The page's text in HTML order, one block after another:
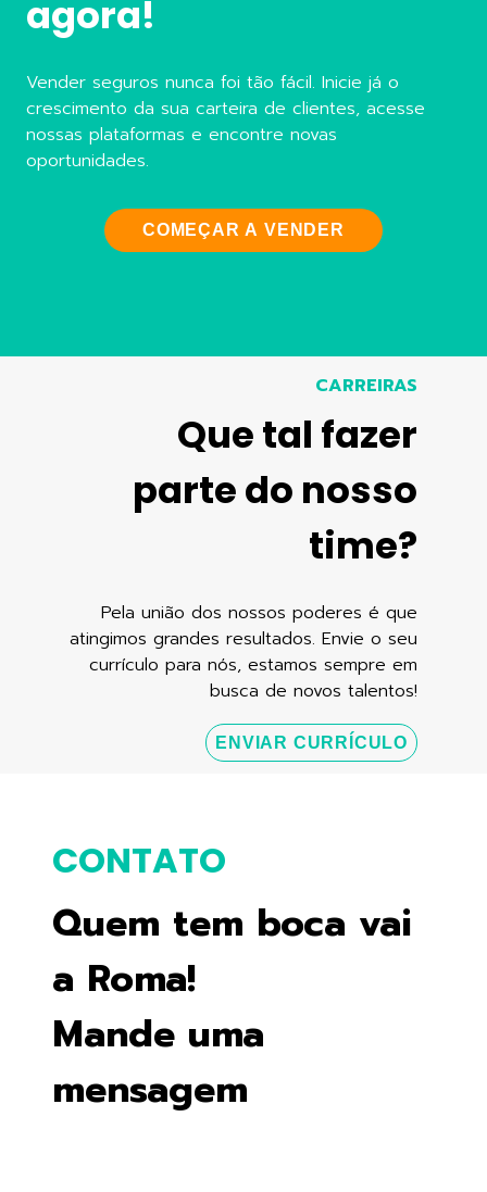
agora!
Vender seguros nunca foi tão fácil. Inicie já o
crescimento da sua carteira de clientes, acesse
nossas plataformas e encontre novas
oportunidades.
COMEÇAR A VENDER
CARREIRAS
Que tal fazer
parte do nosso
time?
Pela união dos nossos poderes é que
atingimos grandes resultados. Envie o seu
currículo para nós, estamos sempre em
busca de novos talentos!
ENVIAR CURRÍCULO
CONTATO
Quem tem boca vai
a Roma!
Mande uma
mensagem